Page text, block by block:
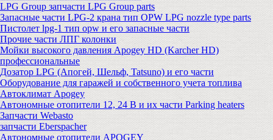
LPG Group запчасти LPG Group parts
Запасные части LPG-2 крана тип OPW LPG nozzle type parts
Пистолет lpg-1 тип opw и его запасные части
Прочие части ЛПГ колонки
Мойки высокого давления Apogey HD (Karcher HD)
профессиональные
Дозатор LPG (Апогей, Шельф, Tatsuno) и его части
Оборудование для гаражей и собственного учета топлива
Автоклимат Apogey
Автономные отопители 12, 24 В и их части Parking heaters
Запчасти Webasto
запчасти Eberspacher
Автономные отопители APOGEY